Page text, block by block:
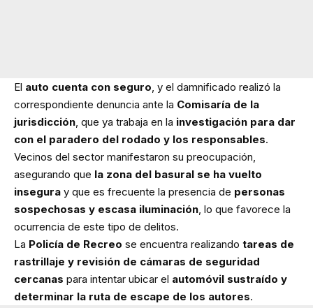
El auto cuenta con seguro , y el damnificado realizó la
correspondiente denuncia ante la Comisaría de la
jurisdicción , que ya trabaja en la investigación para dar
con el paradero del rodado y los responsables.
Vecinos del sector manifestaron su preocupación,
asegurando que la zona del basural se ha vuelto
insegura y que es frecuente la presencia de personas
sospechosas y escasa iluminación , lo que favorece la
ocurrencia de este tipo de delitos.
La Policía de Recreo se encuentra realizando tareas de
rastrillaje y revisión de cámaras de seguridad
cercanas para intentar ubicar el automóvil sustraído y
determinar la ruta de escape de los autores.